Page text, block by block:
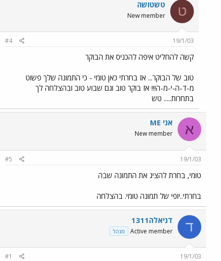
ט טשטושה
New member
19/1/03
#4
קשה להחליט איפה להכניס את הבוקר
טוב של הבוקר... אז בחרתי כאן טומי - כי התמונה שלך פשוט
מ-ד-ה-י-מ-ה!!! אז בוקר טוב וגם שבוע טוב ובהצלחה לך
בתחרות..... טש
א אני ME
New member
19/1/03
#5
טומי, בחרת להציג את התמונה שבה
בחרתי..יופי של תמונה טומי. בהצלחה
ד דניאלה1311
Active member מנהל
19/1/03
#1